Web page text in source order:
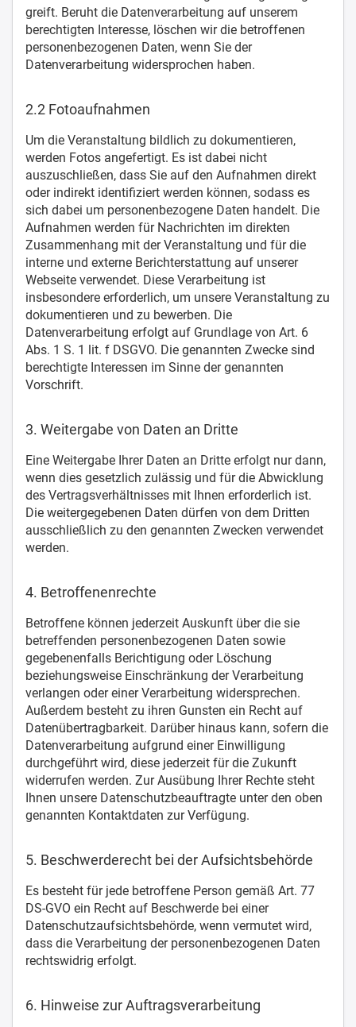
greift. Beruht die Datenverarbeitung auf unserem
berechtigten Interesse, löschen wir die betroffenen
personenbezogenen Daten, wenn Sie der
Datenverarbeitung widersprochen haben.
2.2 Fotoaufnahmen
Um die Veranstaltung bildlich zu dokumentieren,
werden Fotos angefertigt. Es ist dabei nicht
auszuschließen, dass Sie auf den Aufnahmen direkt
oder indirekt identifiziert werden können, sodass es
sich dabei um personenbezogene Daten handelt. Die
Aufnahmen werden für Nachrichten im direkten
Zusammenhang mit der Veranstaltung und für die
interne und externe Berichterstattung auf unserer
Webseite verwendet. Diese Verarbeitung ist
insbesondere erforderlich, um unsere Veranstaltung zu
dokumentieren und zu bewerben. Die
Datenverarbeitung erfolgt auf Grundlage von Art. 6
Abs. 1 S. 1 lit. f DSGVO. Die genannten Zwecke sind
berechtigte Interessen im Sinne der genannten
Vorschrift.
3. Weitergabe von Daten an Dritte
Eine Weitergabe Ihrer Daten an Dritte erfolgt nur dann,
wenn dies gesetzlich zulässig und für die Abwicklung
des Vertragsverhältnisses mit Ihnen erforderlich ist.
Die weitergegebenen Daten dürfen von dem Dritten
ausschließlich zu den genannten Zwecken verwendet
werden.
4. Betroffenenrechte
Betroffene können jederzeit Auskunft über die sie
betreffenden personenbezogenen Daten sowie
gegebenenfalls Berichtigung oder Löschung
beziehungsweise Einschränkung der Verarbeitung
verlangen oder einer Verarbeitung widersprechen.
Außerdem besteht zu ihren Gunsten ein Recht auf
Datenübertragbarkeit. Darüber hinaus kann, sofern die
Datenverarbeitung aufgrund einer Einwilligung
durchgeführt wird, diese jederzeit für die Zukunft
widerrufen werden. Zur Ausübung Ihrer Rechte steht
Ihnen unsere Datenschutzbeauftragte unter den oben
genannten Kontaktdaten zur Verfügung.
5. Beschwerderecht bei der Aufsichtsbehörde
Es besteht für jede betroffene Person gemäß Art. 77
DS-GVO ein Recht auf Beschwerde bei einer
Datenschutzaufsichtsbehörde, wenn vermutet wird,
dass die Verarbeitung der personenbezogenen Daten
rechtswidrig erfolgt.
6. Hinweise zur Auftragsverarbeitung